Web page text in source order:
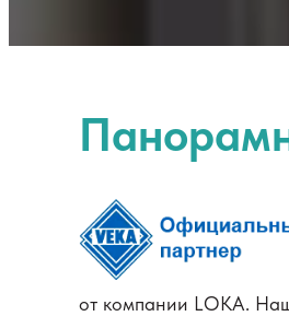
от компании LOKA.